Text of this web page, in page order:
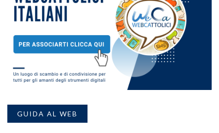
GUIDA AL WEB